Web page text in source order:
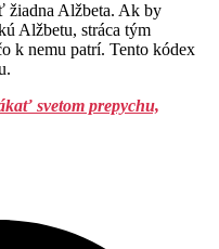
žiadna Alžbeta. Ak by
Alžbetu, stráca tým
k nemu patrí. Tento kódex
svetom prepychu,